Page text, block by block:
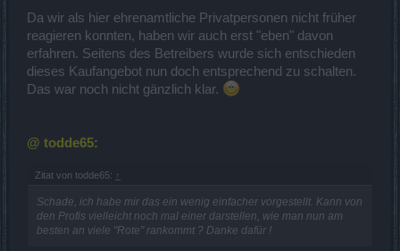
als Drop von Dragan erhältlich ist.
Da wir als hier ehrenamtliche Privatpersonen nicht früher
reagieren konnten, haben wir auch erst "eben" davon
erfahren. Seitens des Betreibers wurde sich entschieden
dieses Kaufangebot nun doch entsprechend zu schalten.
Das war noch nicht gänzlich klar.
@ todde65:
Zitat von todde65: ↑
Schade, ich habe mir das ein wenig einfacher vorgestellt. Kann von
den Profis vielleicht noch mal einer darstellen, wie man nun am
besten an viele "Rote" rankommt ? Danke dafür !